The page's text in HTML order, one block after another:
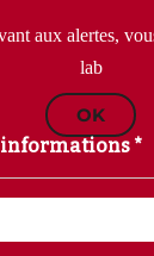
aux alertes,
lab
OK
informations *